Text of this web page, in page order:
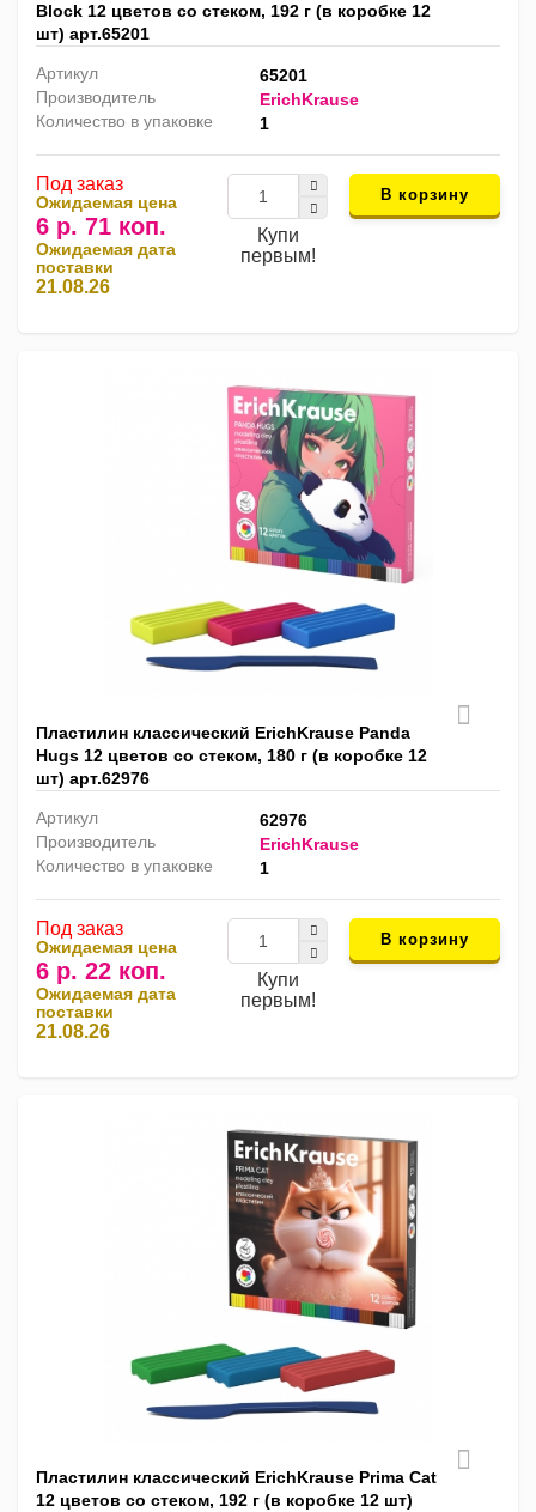
Block 12 цветов со стеком, 192 г (в коробке 12
шт) арт.65201
Артикул
65201
Производитель
ErichKrause
Количество в упаковке
1
Под заказ
Ожидаемая цена
6 р. 71 коп.
Ожидаемая дата
поставки
21.08.26
Купи
первым!
В корзину
Пластилин классический ErichKrause Panda
Hugs 12 цветов со стеком, 180 г (в коробке 12
шт) арт.62976
Артикул
62976
Производитель
ErichKrause
Количество в упаковке
1
Под заказ
Ожидаемая цена
6 р. 22 коп.
Ожидаемая дата
поставки
21.08.26
Купи
первым!
В корзину
Пластилин классический ErichKrause Prima Cat
12 цветов со стеком, 192 г (в коробке 12 шт)